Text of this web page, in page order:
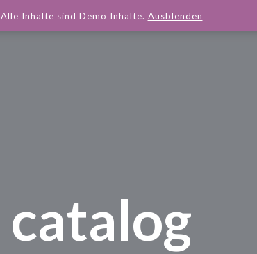
catalog
Alle Inhalte sind Demo Inhalte. Ausblenden